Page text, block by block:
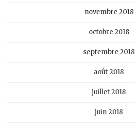
novembre 2018
octobre 2018
septembre 2018
août 2018
juillet 2018
juin 2018